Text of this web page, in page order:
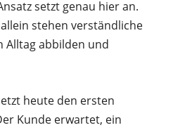
setzt genau hier an.
stehen verständliche
Alltag abbilden und
heute den ersten
Kunde erwartet, ein